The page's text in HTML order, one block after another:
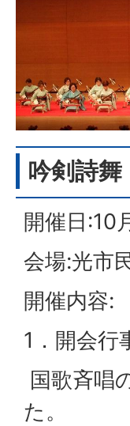
吟剣詩舞
開催日:10
会場:光市
開催内容:
1．開会行
国歌斉唱
た。